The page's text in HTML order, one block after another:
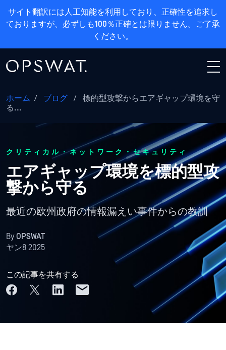
サイト翻訳には人工知能を利用しており、正確性を追求し
ておりますが、必ずしも100％正確とは限りません。ご了承
ください。
ホーム / ブログ /
標的型攻撃からエアギャップ環境を守
る...
クリティカル・ネットワーク・セキュリティ
エアギャップ環境を標的型攻
撃から守る
最近の欧州政府の情報漏えい事件からの教訓
ByOPSWAT
ヤン8 2025
この記事を共有する